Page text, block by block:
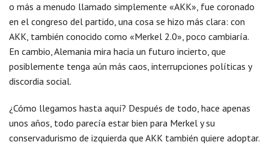
o más a menudo llamado simplemente «AKK», fue coronado
en el congreso del partido, una cosa se hizo más clara: con
AKK, también conocido como «Merkel 2.0», poco cambiaría.
En cambio, Alemania mira hacia un futuro incierto, que
posiblemente tenga aún más caos, interrupciones políticas y
discordia social.
¿Cómo llegamos hasta aquí? Después de todo, hace apenas
unos años, todo parecía estar bien para Merkel y su
conservadurismo de izquierda que AKK también quiere adoptar.